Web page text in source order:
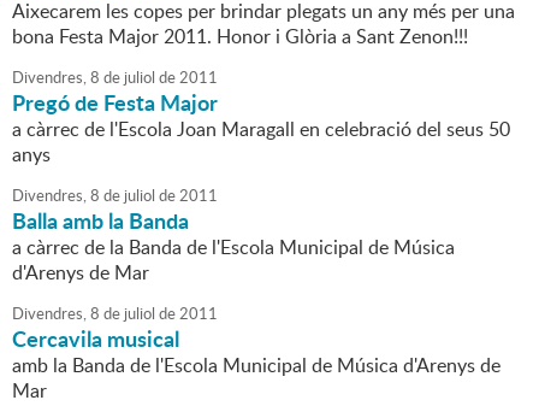
Aixecarem les copes per brindar plegats un any més per una
bona Festa Major 2011. Honor i Glòria a Sant Zenon!!!
Divendres,8 de juliol de2011
Pregó de Festa Major
a càrrec de l'Escola Joan Maragall en celebració del seus 50
anys
Divendres,8 de juliol de2011
Balla amb la Banda
a càrrec de la Banda de l'Escola Municipal de Música
d'Arenys de Mar
Divendres,8 de juliol de2011
Cercavila musical
amb la Banda de l'Escola Municipal de Música d'Arenys de
Mar